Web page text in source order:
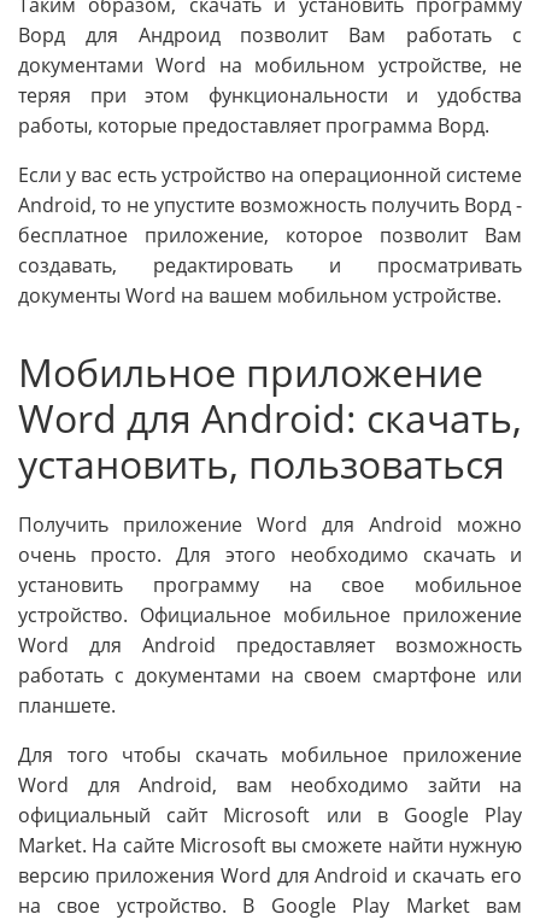
Ворд для Андроид позволит Вам работать с
документами Word на мобильном устройстве, не
теряя при этом функциональности и удобства
работы, которые предоставляет программа Ворд.
Если у вас есть устройство на операционной системе
Android, то не упустите возможность получить Ворд -
бесплатное приложение, которое позволит Вам
создавать, редактировать и просматривать
документы Word на вашем мобильном устройстве.
Мобильное приложение
Word для Android: скачать,
установить, пользоваться
Получить приложение Word для Android можно
очень просто. Для этого необходимо скачать и
установить программу на свое мобильное
устройство. Официальное мобильное приложение
Word для Android предоставляет возможность
работать с документами на своем смартфоне или
планшете.
Для того чтобы скачать мобильное приложение
Word для Android, вам необходимо зайти на
официальный сайт Microsoft или в Google Play
Market. На сайте Microsoft вы сможете найти нужную
версию приложения Word для Android и скачать его
на свое устройство. В Google Play Market вам